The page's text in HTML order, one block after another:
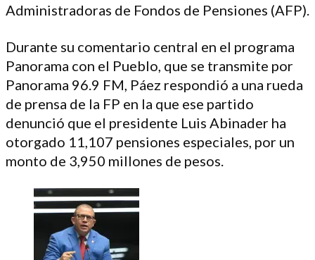
Administradoras de Fondos de Pensiones (AFP).
Durante su comentario central en el programa
Panorama con el Pueblo, que se transmite por
Panorama 96.9 FM, Páez respondió a una rueda
de prensa de la FP en la que ese partido
denunció que el presidente Luis Abinader ha
otorgado 11,107 pensiones especiales, por un
monto de 3,950 millones de pesos.